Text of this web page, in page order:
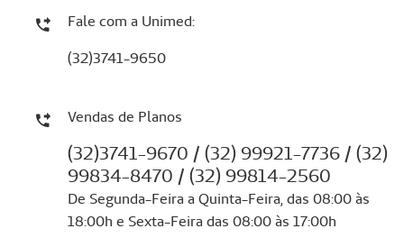
Fale com a Unimed:
(32)3741-9650
Vendas de Planos
(32)3741-9670 / (32) 99921-7736 / (32)
99834-8470 / (32) 99814-2560
De Segunda-Feira a Quinta-Feira, das 08:00 às
18:00h e Sexta-Feira das 08:00 às 17:00h